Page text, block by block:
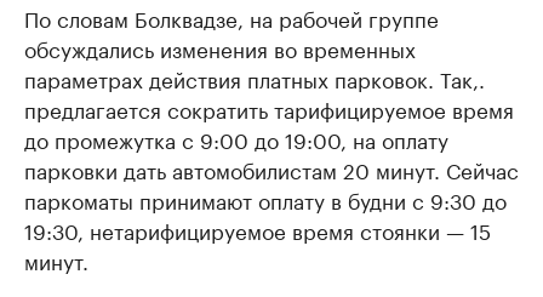
По словам Болквадзе, на рабочей группе
обсуждались изменения во временных
параметрах действия платных парковок. Так,.
предлагается сократить тарифицируемое время
до промежутка с 9:00 до 19:00, на оплату
парковки дать автомобилистам 20 минут. Сейчас
паркоматы принимают оплату в будни с 9:30 до
19:30, нетарифицируемое время стоянки — 15
минут.